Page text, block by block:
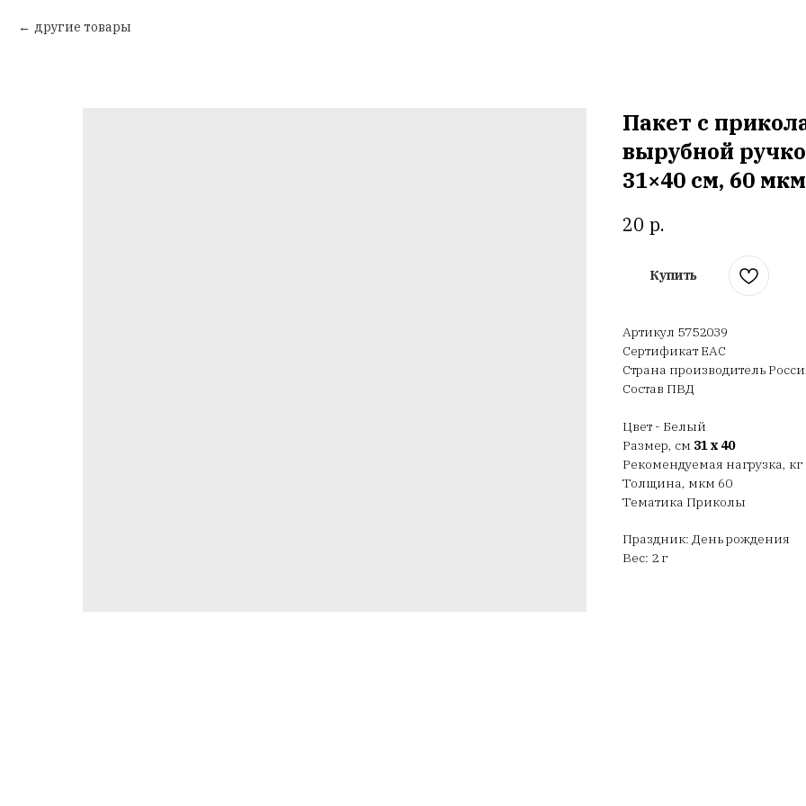
другие товары
Пакет с
вырубной
31×40 см, 60 мкм
20 р.
Купить
Артикул 5752039
Сертификат ЕАС
Страна производитель
Состав ПВД
Цвет - Белый
Размер, см 31 х 40
Рекомендуемая нагрузка, кг
Толщина, мкм 60
Тематика Приколы
Праздник: День рождения
Вес: 2 г